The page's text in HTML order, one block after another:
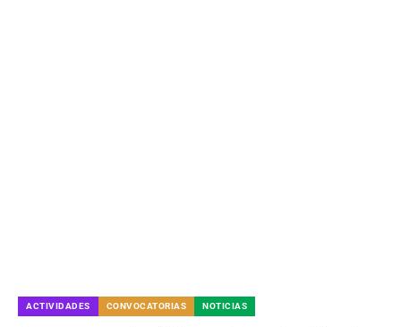
ACTIVIDADES CONVOCATORIAS NOTICIAS